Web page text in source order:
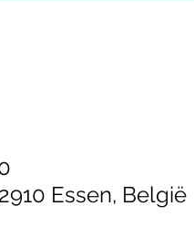
Essen, België